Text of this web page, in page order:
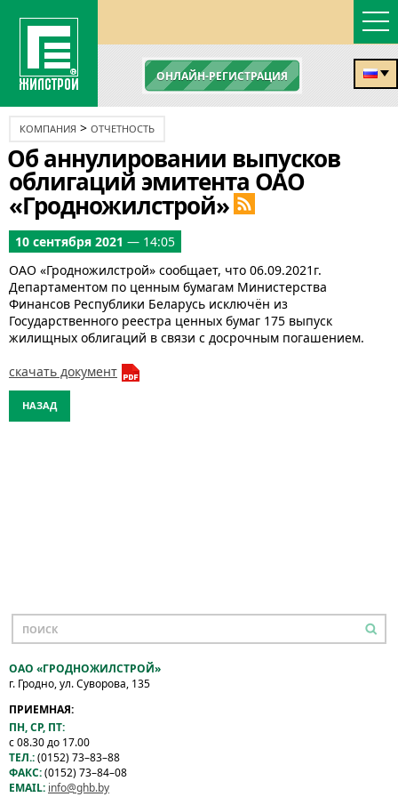
ОНЛАЙН-РЕГИСТРАЦИЯ
КОМПАНИЯ > ОТЧЕТНОСТЬ
Об аннулировании выпусков
облигаций эмитента ОАО
«Гродножилстрой»
10 сентября 2021 — 14:05
ОАО «Гродножилстрой» сообщает, что 06.09.2021г.
Департаментом по ценным бумагам Министерства
Финансов Республики Беларусь исключён из
Государственного реестра ценных бумаг 175 выпуск
жилищных облигаций в связи с досрочным погашением.
скачать документ
НАЗАД
ОАО «ГРОДНОЖИЛСТРОЙ»
г. Гродно, ул. Суворова, 135
ПРИЕМНАЯ:
ПН, СР, ПТ:
с 08.30 до 17.00
ТЕЛ.:(0152) 73–83–88
ФАКС:(0152) 73–84–08
EMAIL: info@ghb.by